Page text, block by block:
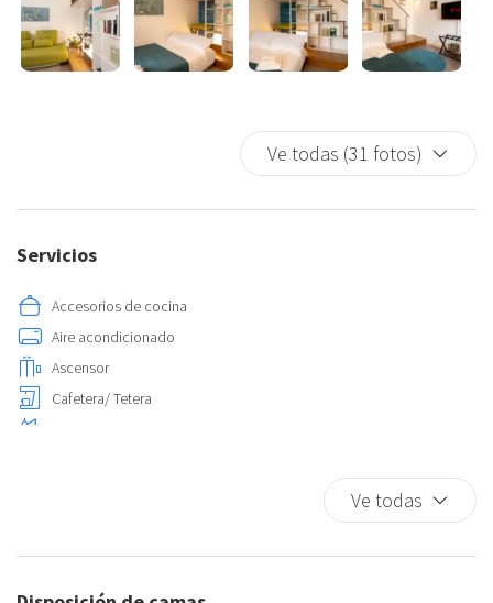
Ve todas (31 fotos)
Servicios
Accesorios de cocina
Aire acondicionado
Ascensor
Cafetera/ Tetera
Cubiertos
Ve todas